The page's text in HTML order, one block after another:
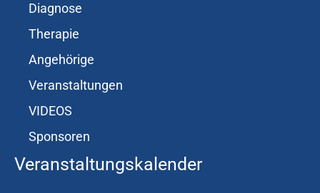
Diagnose
Therapie
Angehörige
Veranstaltungen
VIDEOS
Sponsoren
Veranstaltungskalender